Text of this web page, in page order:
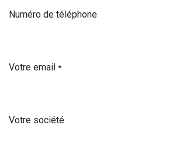
Numéro de téléphone
Votre email *
Votre société